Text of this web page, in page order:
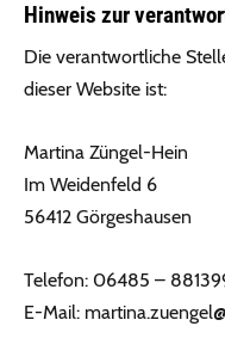
Hinweis zur
Die verantwortliche
dieser Website ist:
Martina Züngel-Hein
Im Weidenfeld 6
56412 Görgeshausen
Telefon: 06485 –
E-Mail: @legneuz.anitram